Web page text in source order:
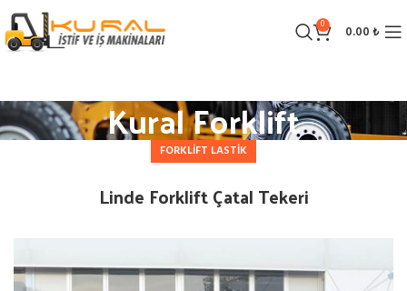
0 0.00₺
Kural Forklift
FORKLIFT LASTIK
Linde Forklift Çatal Tekeri